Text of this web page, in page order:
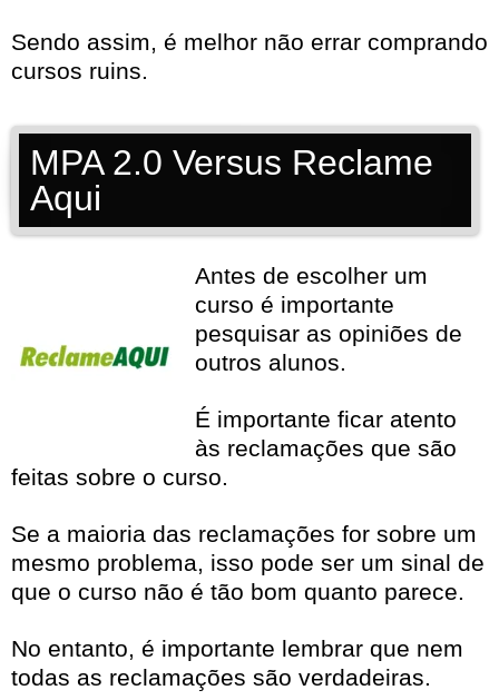
Sendo assim, é melhor não errar comprando
cursos ruins.
MPA 2.0 Versus Reclame
Aqui
Antes de escolher um
curso é importante
pesquisar as opiniões de
outros alunos.
É importante ficar atento
às reclamações que são
feitas sobre o curso.
Se a maioria das reclamações for sobre um
mesmo problema, isso pode ser um sinal de
que o curso não é tão bom quanto parece.
No entanto, é importante lembrar que nem
todas as reclamações são verdadeiras.